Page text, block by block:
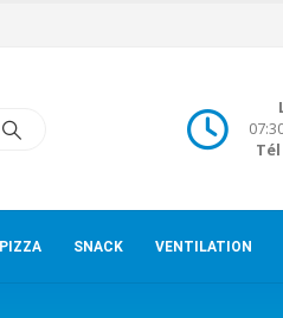
Tél
PIZZA SNACK VENTILATION